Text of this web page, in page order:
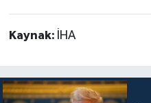
Kaynak: İHA